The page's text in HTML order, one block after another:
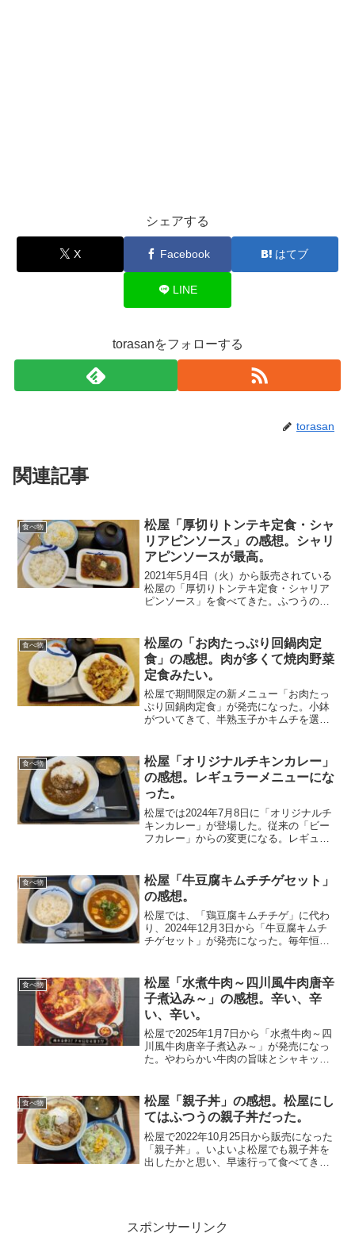
シェアする
X Facebook はてブ
LINE
torasanをフォローする
torasan
関連記事
食べ物
松屋「厚切りトンテキ定食・シャ
リアピンソース」の感想。シャリ
アピンソースが最高。
2021年5月4日（火）から販売されている
松屋の「厚切りトンテキ定食・シャリア
ピンソース」を食べてきた。ふつうのト
ただのポークソテーくらいの感覚で食べ
始めたのだが、一口...
食べ物
松屋の「お肉たっぷり回鍋肉定
食」の感想。肉が多くて焼肉野菜
定食みたい。
松屋で期間限定の新メニュー「お肉たっ
ぷり回鍋肉定食」が発売になった。小鉢
がついてきて、半熟玉子かキムチを選ぶ
菜炒めくらいの感覚ではなく、焼肉がど
ーんと入っていてかなりの...
食べ物
松屋「オリジナルチキンカレー」
の感想。レギュラーメニューにな
った。
松屋では2024年7月8日に「オリジナルチ
キンカレー」が登場した。従来の「ビー
フカレー」からの変更になる。レギュラ
レーなので、安心して食べに行ってみ
た。具は少ない。見た...
食べ物
松屋「牛豆腐キムチチゲセット」
の感想。
松屋では、「鶏豆腐キムチチゲ」に代わ
り、2024年12月3日から「牛豆腐キムチ
チゲセット」が発売になった。毎年恒例
子か半熟玉子のセットになる。富士山の
麓で作った特製のキ...
食べ物
松屋「水煮牛肉～四川風牛肉唐辛
子煮込み～」の感想。辛い、辛
い、辛い。
松屋で2025年1月7日から「水煮牛肉～四
川風牛肉唐辛子煮込み～」が発売になっ
た。やわらかい牛肉の旨味とシャキッと
史上最辛なメニューになるそうだ。辛い
ものは苦手だが、恐...
食べ物
松屋「親子丼」の感想。松屋にし
てはふつうの親子丼だった。
松屋で2022年10月25日から販売になった
「親子丼」。いよいよ松屋でも親子丼を
出したかと思い、早速行って食べてき
スポンサーリンク